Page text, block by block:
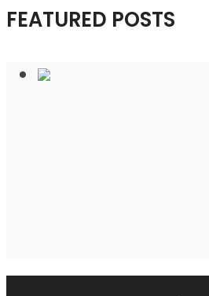
FEATURED POSTS